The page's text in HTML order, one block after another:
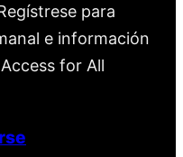
para
e información
for All